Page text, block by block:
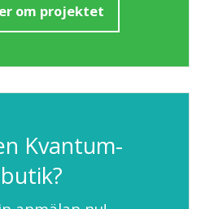
om projektet
Kvantum-
butik?